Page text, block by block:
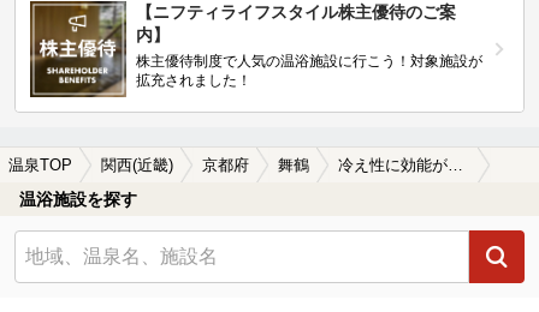
【ニフティライフスタイル株主優待のご案
内】
株主優待制度で人気の温浴施設に行こう！対象施設が
拡充されました！
温泉TOP 関西(近畿) 京都府 舞鶴
温浴施設を探す